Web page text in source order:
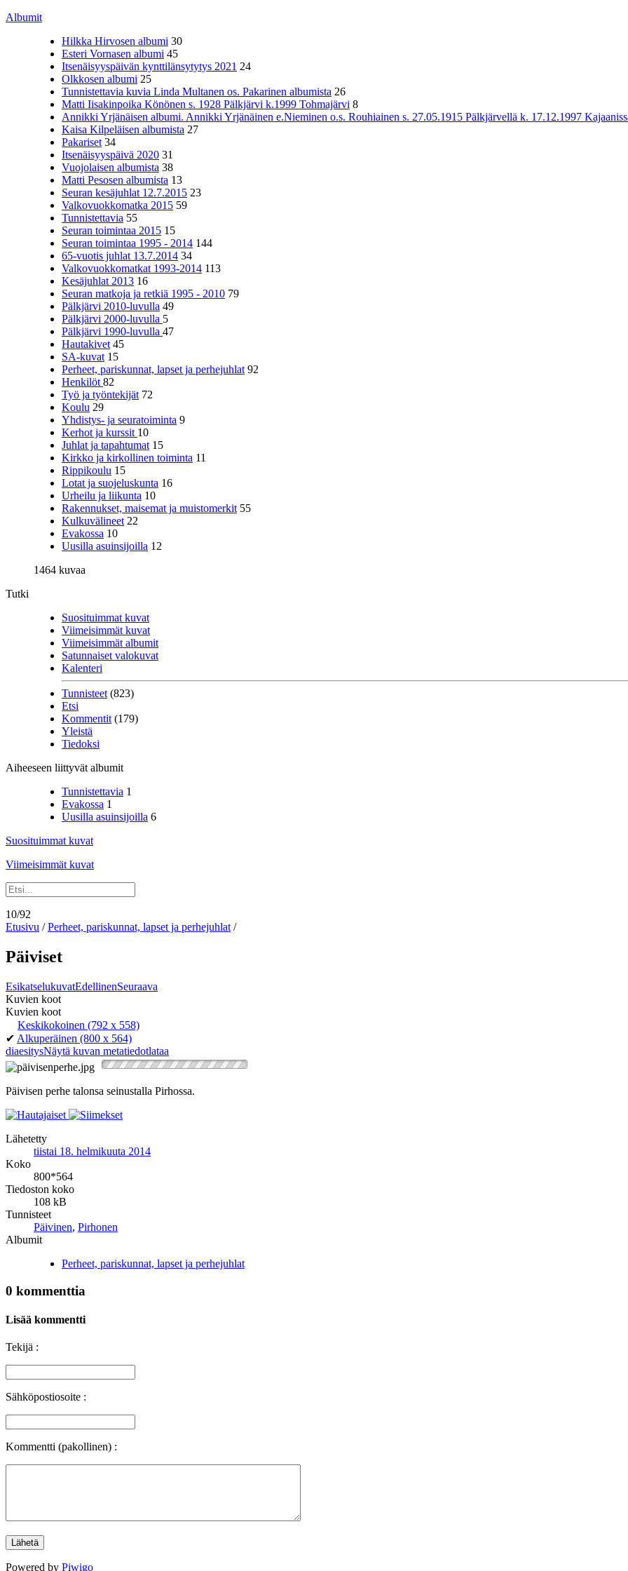
Albumit
Hilkka Hirvosen albumi 30
Esteri Vornasen albumi 45
Itsenäisyyspäivän kynttilänsytytys 2021 24
Olkkosen albumi 25
Tunnistettavia kuvia Linda Multanen os. Pakarinen albumista 26
Matti Iisakinpoika Könönen s. 1928 Pälkjärvi k.1999 Tohmajärvi 8
Annikki Yrjänäisen albumi. Annikki Yrjänäinen e.Nieminen o.s. Rouhiainen s. 27.05.1915 Pälkjärvellä k. 17.12.1997
Kaisa Kilpeläisen albumista 27
Pakariset 34
Itsenäisyyspäivä 2020 31
Vuojolaisen albumista 38
Matti Pesosen albumista 13
Seuran kesäjuhlat 12.7.2015 23
Valkovuokkomatka 2015 59
Tunnistettavia 55
Seuran toimintaa 2015 15
Seuran toimintaa 1995 - 2014 144
65-vuotis juhlat 13.7.2014 34
Valkovuokkomatkat 1993-2014 113
Kesäjuhlat 2013 16
Seuran matkoja ja retkiä 1995 - 2010 79
Pälkjärvi 2010-luvulla 49
Pälkjärvi 2000-luvulla 5
Pälkjärvi 1990-luvulla 47
Hautakivet 45
SA-kuvat 15
Perheet, pariskunnat, lapset ja perhejuhlat 92
Henkilöt 82
Työ ja työntekijät 72
Koulu 29
Yhdistys- ja seuratoiminta 9
Kerhot ja kurssit 10
Juhlat ja tapahtumat 15
Kirkko ja kirkollinen toiminta 11
Rippikoulu 15
Lotat ja suojeluskunta 16
Urheilu ja liikunta 10
Rakennukset, maisemat ja muistomerkit 55
Kulkuvälineet 22
Evakossa 10
Uusilla asuinsijoilla 12
1464 kuvaa
Tutki
Suosituimmat kuvat
Viimeisimmät kuvat
Viimeisimmät albumit
Satunnaiset valokuvat
Kalenteri
Tunnisteet (823)
Etsi
Kommentit (179)
Yleistä
Tiedoksi
Aiheeseen liittyvät albumit
Tunnistettavia 1
Evakossa 1
Uusilla asuinsijoilla 6
Suosituimmat kuvat
Viimeisimmät kuvat
10/92
Etusivu /Perheet, pariskunnat, lapset ja perhejuhlat /
Päiviset
EsikatselukuvatEdellinenSeuraava
Kuvien koot
Kuvien koot
Keskikokoinen (792 x 558)
✔ Alkuperäinen (800 x 564)
diaesitysNäytä kuvan metatiedotlataa
Päivisen perhe talonsa seinustalla Pirhossa.
Lähetetty
tiistai 18. helmikuuta 2014
Koko
800*564
Tiedoston koko
108 kB
Tunnisteet
Päivinen, Pirhonen
Albumit
Perheet, pariskunnat, lapset ja perhejuhlat
0 kommenttia
Lisää kommentti
Tekijä :
Sähköpostiosoite :
Kommentti (pakollinen) :
Powered by Piwigo